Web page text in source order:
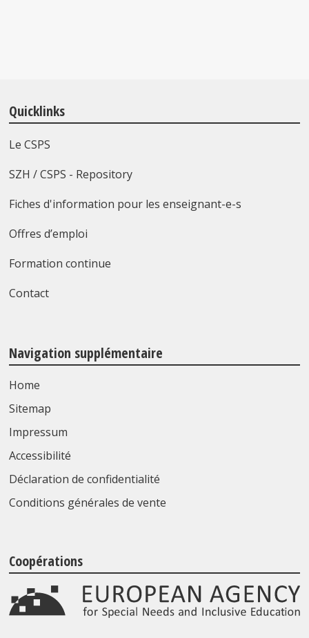
Quicklinks
Le CSPS
SZH / CSPS - Repository
Fiches d'information pour les enseignant-e-s
Offres d’emploi
Formation continue
Contact
Navigation supplémentaire
Home
Sitemap
Impressum
Accessibilité
Déclaration de confidentialité
Conditions générales de vente
Coopérations